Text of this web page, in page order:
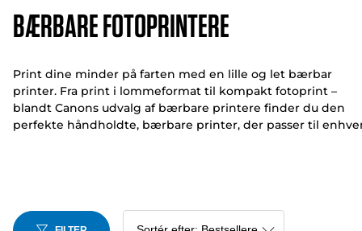
Bærbare fotoprintere
Print dine minder på farten med en lille og let bærbar
printer. Fra print i lommeformat til kompakt fotoprint –
blandt Canons udvalg af bærbare printere finder du den
perfekte håndholdte, bærbare printer, der passer til